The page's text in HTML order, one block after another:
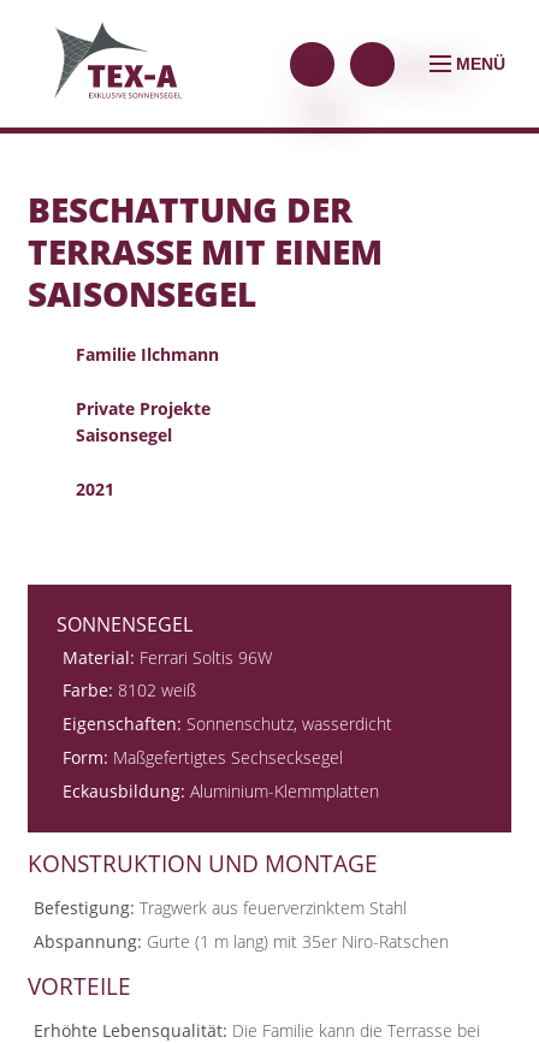
MENÜ
BESCHATTUNG DER
TERRASSE MIT EINEM
SAISONSEGEL
Familie Ilchmann
Private Projekte
Saisonsegel
2021
SONNENSEGEL
Material: Ferrari Soltis 96W
Farbe: 8102 weiß
Eigenschaften: Sonnenschutz, wasserdicht
Form: Maßgefertigtes Sechsecksegel
Eckausbildung: Aluminium-Klemmplatten
KONSTRUKTION UND MONTAGE
Befestigung: Tragwerk aus feuerverzinktem Stahl
Abspannung: Gurte (1 m lang) mit 35er Niro-Ratschen
VORTEILE
Erhöhte Lebensqualität: Die Familie kann die Terrasse bei